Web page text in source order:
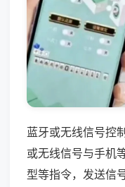
蓝牙或无线信号控
或无线信号与手机
型等指令，发送信